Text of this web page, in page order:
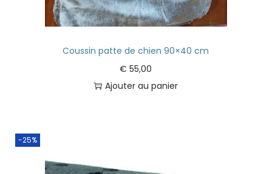
Coussin patte de chien 90×40 cm
€ 55,00
Ajouter au panier
-25%